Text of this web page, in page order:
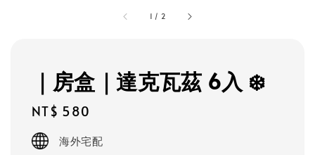
1 / 2
｜房盒｜達克瓦茲 6入 ❄️
Regular
price
NT$ 580
海外宅配